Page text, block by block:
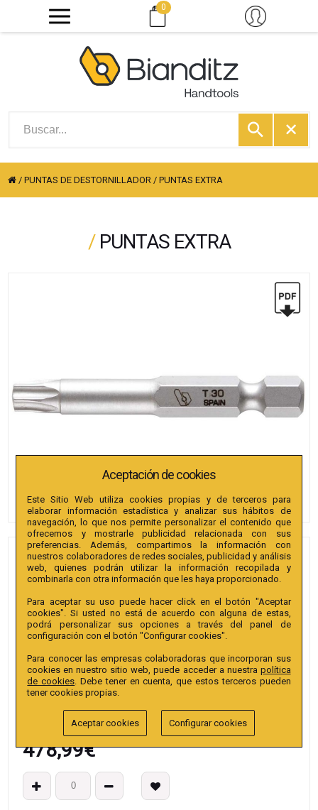
0
/PUNTAS DE DESTORNILLADOR /PUNTAS EXTRA
/ PUNTAS EXTRA
PUNTAS BIANDITZ TX 40 X
100MM 1/4" EXTRA 50U.
Referencia:240197
Colección:Punta TX 100mm 1/4" Extra.
EAN13:
478,99€
Aceptación de cookies
Este Sitio Web utiliza cookies propias y de terceros para
elaborar información estadística y analizar sus hábitos de
navegación, lo que nos permite personalizar el contenido que
ofrecemos y mostrarle publicidad relacionada con sus
preferencias. Además, compartimos la información con
nuestros colaboradores de redes sociales, publicidad y análisis
web, quienes podrán utilizar la información recopilada y
combinarla con otra información que les haya proporcionado.
Para aceptar su uso puede hacer click en el botón "Aceptar
cookies". Si usted no está de acuerdo con alguna de estas,
podrá personalizar sus opciones a través del panel de
configuración con el botón "Configurar cookies".
Para conocer las empresas colaboradoras que incorporan sus
cookies en nuestro sitio web, puede acceder a nuestra política
de cookies . Debe tener en cuenta, que estos terceros pueden
tener cookies propias.
Aceptar cookies Configurar cookies